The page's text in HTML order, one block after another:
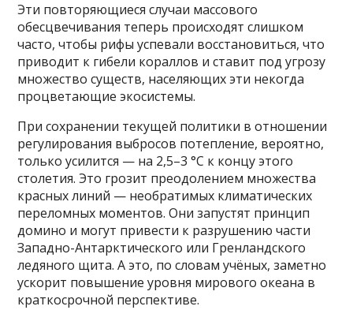
Эти повторяющиеся случаи массового
обесцвечивания теперь происходят слишком
часто, чтобы рифы успевали восстановиться, что
приводит к гибели кораллов и ставит под угрозу
множество существ, населяющих эти некогда
процветающие экосистемы.
При сохранении текущей политики в отношении
регулирования выбросов потепление, вероятно,
только усилится — на 2,5–3 °C к концу этого
столетия. Это грозит преодолением множества
красных линий — необратимых климатических
переломных моментов. Они запустят принцип
домино и могут привести к разрушению части
Западно-Антарктического или Гренландского
ледяного щита. А это, по словам учёных, заметно
ускорит повышение уровня мирового океана в
краткосрочной перспективе.